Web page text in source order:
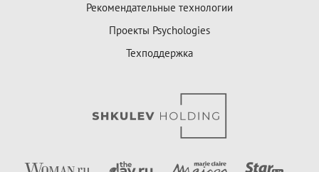
Рекомендательные технологии
Проекты Psychologies
Техподдержка